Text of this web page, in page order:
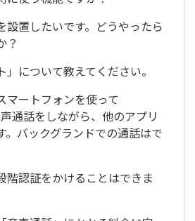
設置したいです。どうやったら
？
」について教えてください。
マートフォンを使って
通話をしながら、他のアプリ
。バックグランドでの通話はで
階認証をかけることはできま